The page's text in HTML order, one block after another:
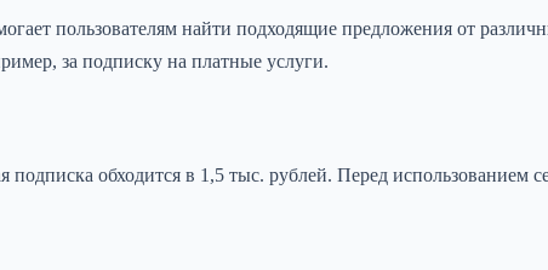
пользователям найти подходящие предложения от
за подписку на платные услуги.
подписка обходится в 1,5 тыс. рублей. Перед